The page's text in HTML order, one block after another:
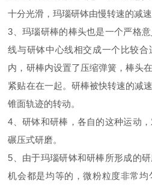
十分光滑，玛瑙研钵由慢转速的减
3、玛瑙研棒的棒头也是一个严格
线与研钵中心线相交成一个比较
内，研棒内设置了压缩弹簧，棒头
紧贴在在一起。研棒被快转速的减
锥面轨迹的转动。
4、研钵和研棒，各自的这种运动
碾压式研磨。
5、由于玛瑙研钵和研棒所形成的
机会都是均等的，微粉粒度非常